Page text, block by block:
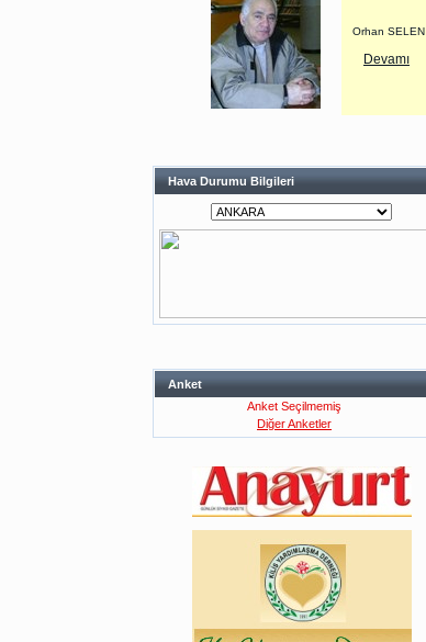
Orhan SELEN
Devamı
Hava Durumu Bilgileri
Anket
Anket Seçilmemiş
Diğer Anketler